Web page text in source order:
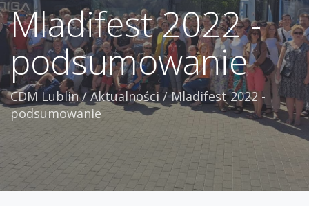
Mladifest 2022 -
podsumowanie
CDM Lublin/ Aktualności /Mladifest 2022 -
podsumowanie